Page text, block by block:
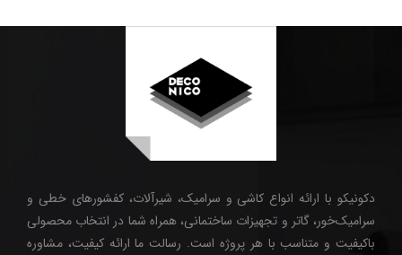
دکونیکو با ارائه انواع کاشی و سرامیک، شیرآلات، کفشورهای خطی و
سرامیک‌خور، گاتر و تجهیزات ساختمانی، همراه شما در انتخاب محصولی
باکیفیت و متناسب با هر پروژه است. رسالت ما ارائه کیفیت، مشاوره